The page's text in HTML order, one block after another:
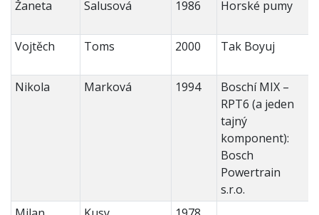
Žaneta Salusová 1986 Horské pumy
Vojtěch Toms 2000 Tak Boyuj
Nikola Marková 1994
Boschí MIX –
RPT6 (a jeden
tajný
komponent):
Bosch
Powertrain
s.r.o.